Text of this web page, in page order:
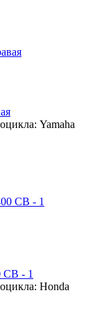
Yamaha
- 1
Honda